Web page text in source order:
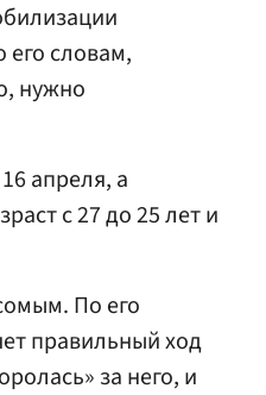
его словам,
нужно
16 апреля, а
с 27 до 25 лет и
По его
правильный ход
за него, и